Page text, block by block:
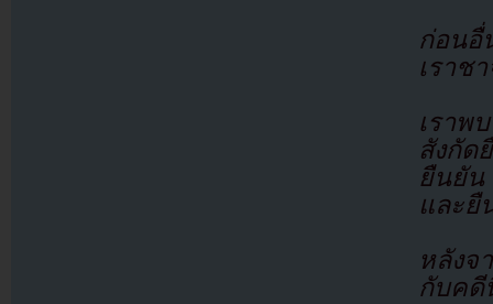
ก่อนอื่
เราช
เราพ
สังกัด
ยืนยัน
และยื
หลังจ
กับคดี